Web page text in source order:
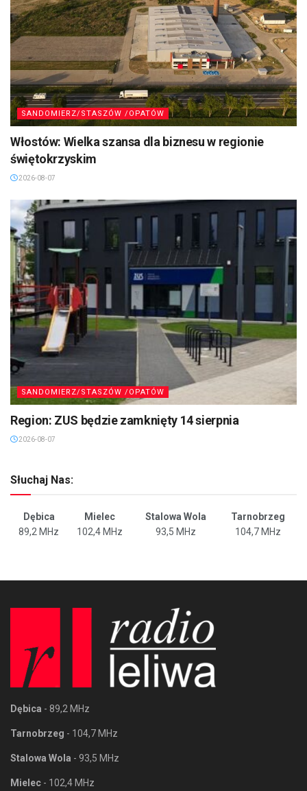
SANDOMIERZ/STASZÓW /OPATÓW
Włostów: Wielka szansa dla biznesu w regionie
świętokrzyskim
2026-08-07
SANDOMIERZ/STASZÓW /OPATÓW
Region: ZUS będzie zamknięty 14 sierpnia
2026-08-07
Słuchaj Nas:
Dębica Mielec Stalowa Wola
Tarnobrzeg
89,2 MHz
102,4 MHz 93,5 MHz 104,7 MHz
Dębica - 89,2 MHz
Tarnobrzeg - 104,7 MHz
Stalowa Wola - 93,5 MHz
Mielec - 102,4 MHz